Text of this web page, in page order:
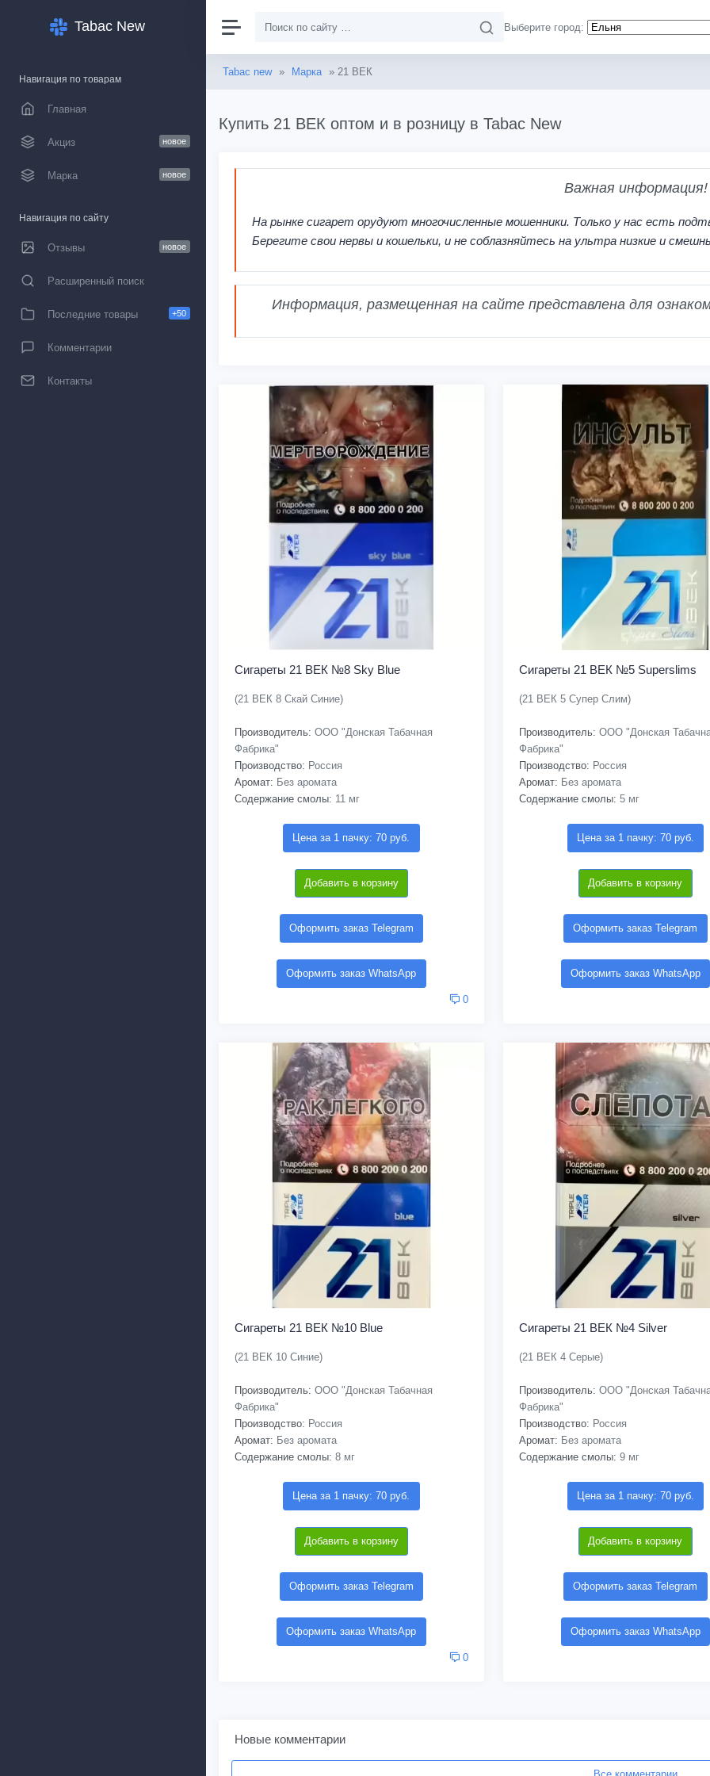
Tabac New
Навигация по товарам
Главная
Акциз новое
Марка новое
Навигация по сайту
Отзывы новое
Расширенный поиск
Последние товары +50
Комментарии
Контакты
Выберите город:
Tabac new » Марка » 21 ВЕК
Купить 21 ВЕК оптом и в розницу в Tabac New
Важная информация!
На рынке сигарет орудуют многочисленные мошенники. Только у нас есть
Берегите свои нервы и кошельки, и не соблазняйтесь на ультра низкие и
Информация, размещенная на сайте представлена для
Сигареты 21 ВЕК №8 Sky Blue
(21 ВЕК 8 Скай Синие)
Производитель: ООО "Донская Табачная
Фабрика"
Производство: Россия
Аромат: Без аромата
Содержание смолы: 11 мг
Цена за 1 пачку: 70 руб.
Добавить в корзину
Оформить заказ Telegram
Оформить заказ WhatsApp
0
Сигареты 21 ВЕК №5 Superslims
(21 ВЕК 5 Супер Слим)
Производитель: ООО "Донская
Фабрика"
Производство: Россия
Аромат: Без аромата
Содержание смолы: 5 мг
Цена за 1 пачку: 70 руб.
Добавить в корзину
Оформить заказ Telegram
Оформить заказ WhatsApp
Сигареты 21 ВЕК №10 Blue
(21 ВЕК 10 Синие)
Производитель: ООО "Донская Табачная
Фабрика"
Производство: Россия
Аромат: Без аромата
Содержание смолы: 8 мг
Цена за 1 пачку: 70 руб.
Добавить в корзину
Оформить заказ Telegram
Оформить заказ WhatsApp
0
Сигареты 21 ВЕК №4 Silver
(21 ВЕК 4 Серые)
Производитель: ООО "Донская
Фабрика"
Производство: Россия
Аромат: Без аромата
Содержание смолы: 9 мг
Цена за 1 пачку: 70 руб.
Добавить в корзину
Оформить заказ Telegram
Оформить заказ WhatsApp
Новые комментарии